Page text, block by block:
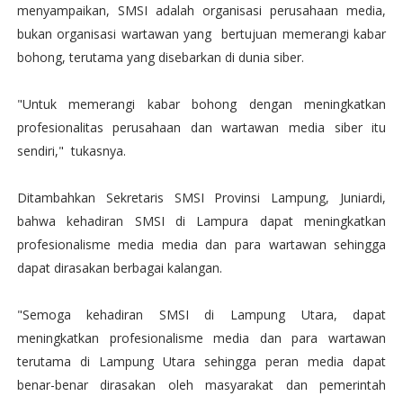
menyampaikan, SMSI adalah organisasi perusahaan media,
bukan organisasi wartawan yang bertujuan memerangi kabar
bohong, terutama yang disebarkan di dunia siber.
"Untuk memerangi kabar bohong dengan meningkatkan
profesionalitas perusahaan dan wartawan media siber itu
sendiri," tukasnya.
Ditambahkan Sekretaris SMSI Provinsi Lampung, Juniardi,
bahwa kehadiran SMSI di Lampura dapat meningkatkan
profesionalisme media media dan para wartawan sehingga
dapat dirasakan berbagai kalangan.
"Semoga kehadiran SMSI di Lampung Utara, dapat
meningkatkan profesionalisme media dan para wartawan
terutama di Lampung Utara sehingga peran media dapat
benar-benar dirasakan oleh masyarakat dan pemerintah